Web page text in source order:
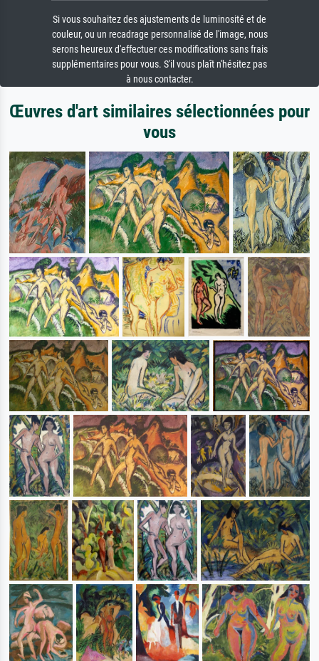
Si vous souhaitez des ajustements de luminosité et de
couleur, ou un recadrage personnalisé de l'image, nous
serons heureux d'effectuer ces modifications sans frais
supplémentaires pour vous. S'il vous plaît n'hésitez pas
à nous contacter.
Œuvres d'art similaires sélectionnées pour
vous